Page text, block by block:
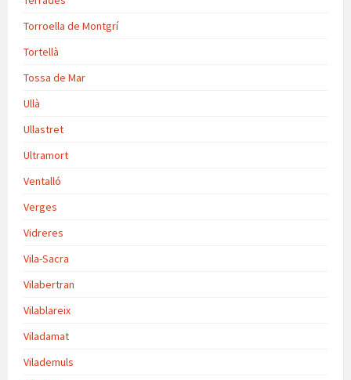
Torroella de Montgrí
Tortellà
Tossa de Mar
Ullà
Ullastret
Ultramort
Ventalló
Verges
Vidreres
Vila-Sacra
Vilabertran
Vilablareix
Viladamat
Vilademuls